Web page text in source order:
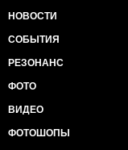
НОВОСТИ
СОБЫТИЯ
РЕЗОНАНС
ФОТО
ВИДЕО
ФОТОШОПЫ